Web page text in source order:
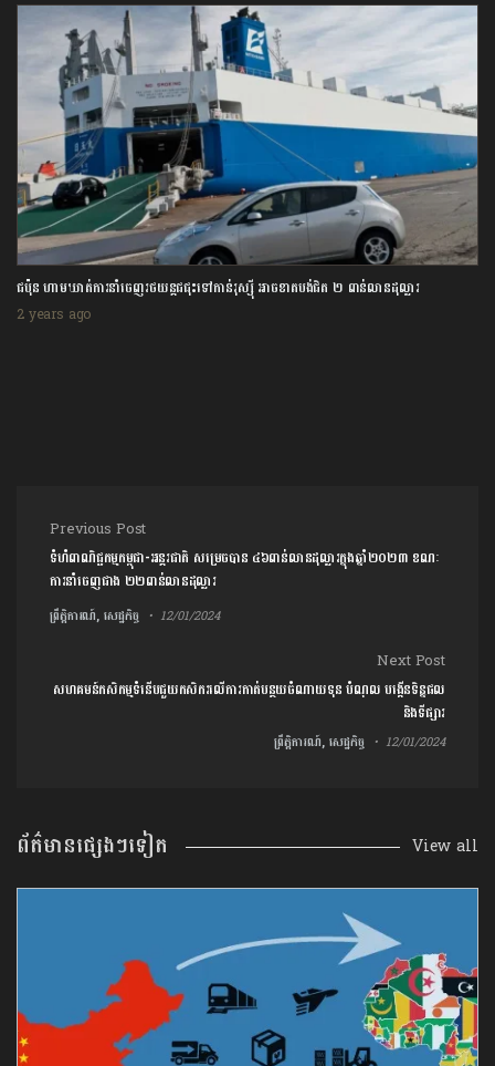
ជប៉ុន ហាមឃាត់ការនាំចេញរថយន្តជជុះទៅកាន់រុស្ស៊ី អាចខាតបង់ជិត ២ ពាន់លានដុល្លារ
2 years ago
Post navigation
Previous Post
ទំហំពាណិជ្ជកម្មកម្ពុជា-អន្ដរជាតិ សម្រេចបាន ៤៦ពាន់លានដុល្លារក្នុងឆ្នាំ២០២៣ ខណៈ
ការនាំចេញជាង ២២ពាន់លានដុល្លារ
ព្រឹត្តិការណ៍, សេដ្ឋកិច្ច 12/01/2024
Next Post
សហគមន៍កសិកម្មទំនើបជួយកសិករលើការកាត់បន្ថយចំណាយទុន បំណុល បង្កើនទិន្នផល
និងទីផ្សារ
ព្រឹត្តិការណ៍, សេដ្ឋកិច្ច 12/01/2024
ព័ត៌មានផ្សេងៗទៀត View all